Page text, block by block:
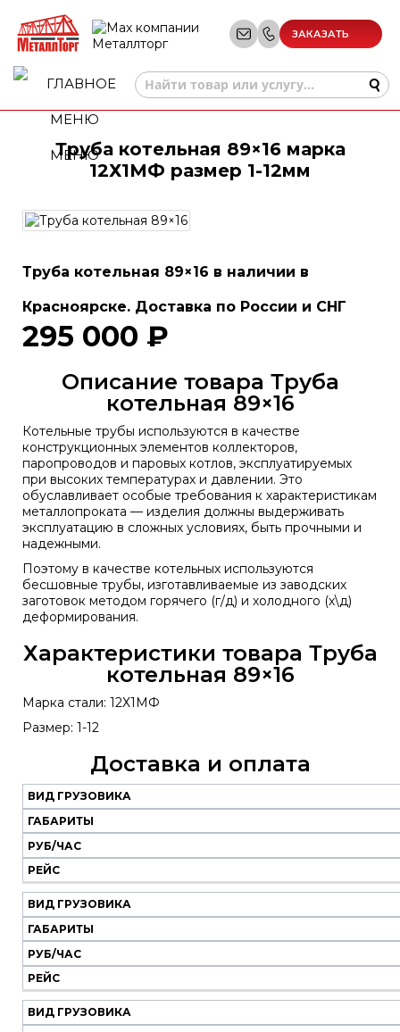
ЗАКАЗАТЬ
МЕНЮ
Труба котельная 89×16 марка
12Х1МФ размер 1-12мм
Труба котельная 89×16 в наличии в
Красноярске. Доставка по России и СНГ
295 000 ₽
Описание товара Труба
котельная 89×16
Котельные трубы используются в качестве
конструкционных элементов коллекторов,
паропроводов и паровых котлов, эксплуатируемых
при высоких температурах и давлении. Это
обуславливает особые требования к характеристикам
металлопроката — изделия должны выдерживать
эксплуатацию в сложных условиях, быть прочными и
надежными.
Поэтому в качестве котельных используются
бесшовные трубы, изготавливаемые из заводских
заготовок методом горячего (г/д) и холодного (х\д)
деформирования.
Характеристики товара Труба
котельная 89×16
Марка стали: 12Х1МФ
Размер: 1-12
Доставка и оплата
Наш
транспорт
Вид
грузовика
Габариты
Руб/
час
Рейс
ВИД ГРУЗОВИКА
ГАБАРИТЫ
РУБ/ЧАС
РЕЙС
ВИД ГРУЗОВИКА
ГАБАРИТЫ
РУБ/ЧАС
РЕЙС
ВИД ГРУЗОВИКА